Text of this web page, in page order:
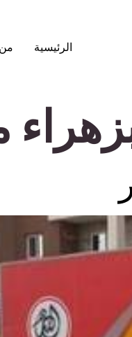
الرئيسية